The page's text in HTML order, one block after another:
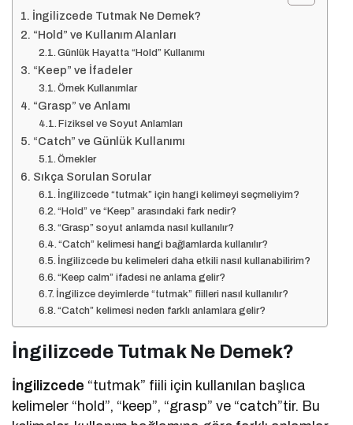
İngilizcede Tutmak Ne Demek?
“Hold” ve Kullanım Alanları
Günlük Hayatta “Hold” Kullanımı
“Keep” ve İfadeler
Örnek Kullanımlar
“Grasp” ve Anlamı
Fiziksel ve Soyut Anlamları
“Catch” ve Günlük Kullanımı
Örnekler
Sıkça Sorulan Sorular
İngilizcede “tutmak” için hangi kelimeyi seçmeliyim?
“Hold” ve “Keep” arasındaki fark nedir?
“Grasp” soyut anlamda nasıl kullanılır?
“Catch” kelimesi hangi bağlamlarda kullanılır?
İngilizcede bu kelimeleri daha etkili nasıl kullanabilirim?
“Keep calm” ifadesi ne anlama gelir?
İngilizce deyimlerde “tutmak” fiilleri nasıl kullanılır?
“Catch” kelimesi neden farklı anlamlara gelir?
İngilizcede Tutmak Ne Demek?
İngilizcede “tutmak” fiili için kullanılan başlıca
kelimeler “hold”, “keep”, “grasp” ve “catch”tir. Bu